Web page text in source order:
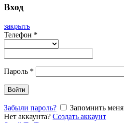
Вход
закрыть
Телефон *
Пароль *
Войти
Забыли пароль?
Запомнить меня
Нет аккаунта? Создать аккаунт